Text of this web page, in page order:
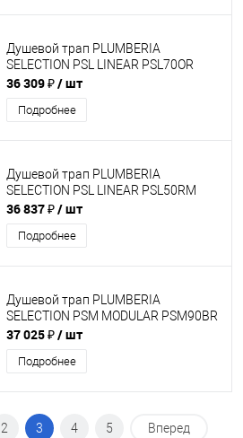
Душевой трап PLUMBERIA
SELECTION PSL LINEAR PSL70OR
36 309 ₽/ шт
Подробнее
Душевой трап PLUMBERIA
SELECTION PSL LINEAR PSL50RM
36 837 ₽/ шт
Подробнее
Душевой трап PLUMBERIA
SELECTION PSM MODULAR PSM90BR
37 025 ₽/ шт
Подробнее
2 3 4 5 Вперед